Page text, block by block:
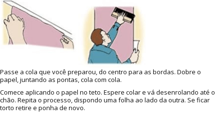
Passe a cola que você preparou, do centro para as bordas. Dobre o
papel, juntando as pontas, cola com cola.
Comece aplicando o papel no teto. Espere colar e vá desenrolando até o
chão. Repita o processo, dispondo uma folha ao lado da outra. Se ficar
torto retire e ponha de novo.